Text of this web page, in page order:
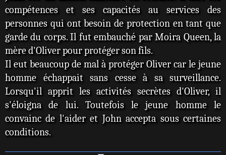
compétences et ses capacités au services des
personnes qui ont besoin de protection en tant que
garde du corps. Il fut embauché par Moira Queen, la
mère d'Oliver pour protéger son fils.
Il eut beaucoup de mal à protéger Oliver car le jeune
homme échappait sans cesse à sa surveillance.
Lorsqu'il apprit les activités secrètes d'Oliver, il
s'éloigna de lui. Toutefois le jeune homme le
convainc de l'aider et John accepta sous certaines
conditions.